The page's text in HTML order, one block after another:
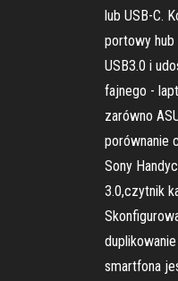
lub USB-C.
portowy
USB3.0 i
fajnego -
zarówno
porównanie
Sony
3.0,czytnik
smartfona